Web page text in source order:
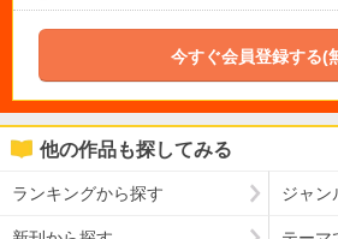
今すぐ会員登録する(
他の作品も探してみる
ランキングから探す ジャン